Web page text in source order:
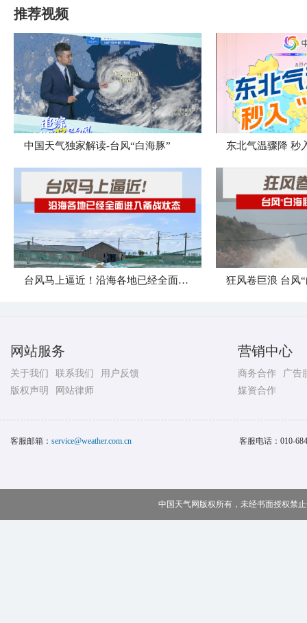
推荐视频
中国天气独家解读-台风“白海豚” 东北气温骤降 秒
台风马上逼近！沿海各地已经全面进入备战状态
网站服务
关于我们 联系我们
用户反馈
版权声明
网站律师
营销中心
商务合作
广告
媒资合作
客服邮箱： service@weather.com.cn 客服电话： 010-
中国天气网版权所有，未经书面授权